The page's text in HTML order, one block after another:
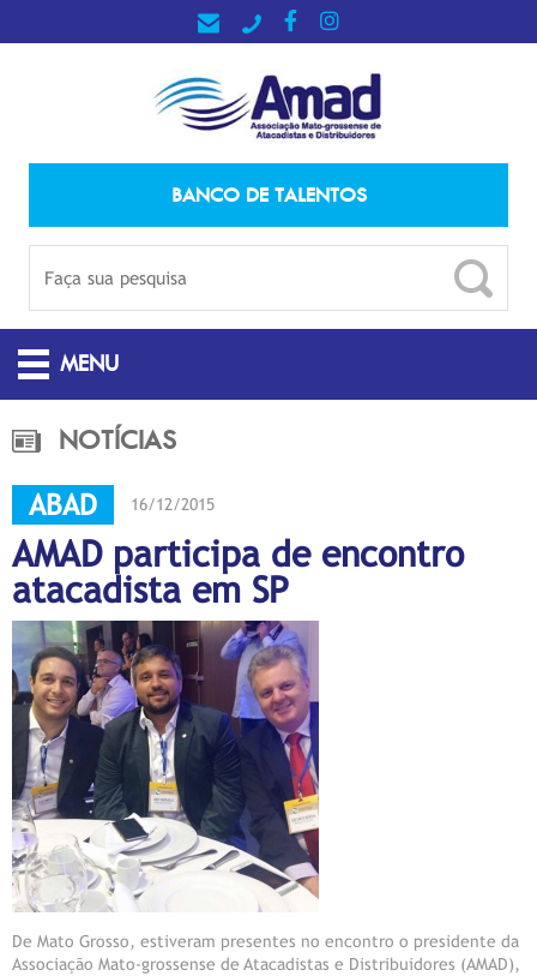
BANCO DE TALENTOS
MENU
NOTÍCIAS
ABAD 16/12/2015
AMAD participa de encontro
atacadista em SP
De Mato Grosso, estiveram presentes no encontro o presidente da
Associação Mato-grossense de Atacadistas e Distribuidores (AMAD),